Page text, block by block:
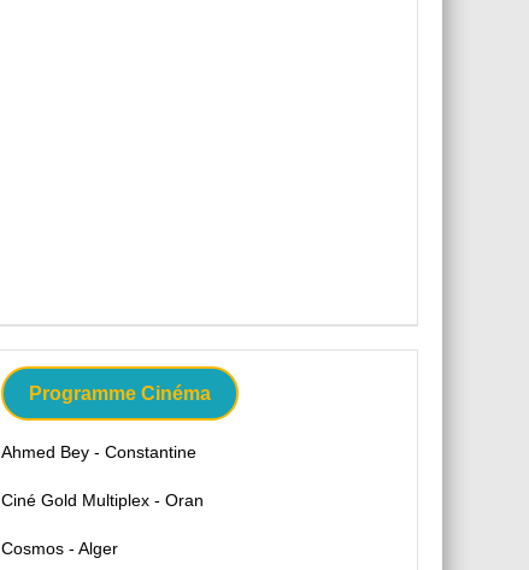
Programme Cinéma
Ahmed Bey - Constantine
Ciné Gold Multiplex - Oran
Cosmos - Alger